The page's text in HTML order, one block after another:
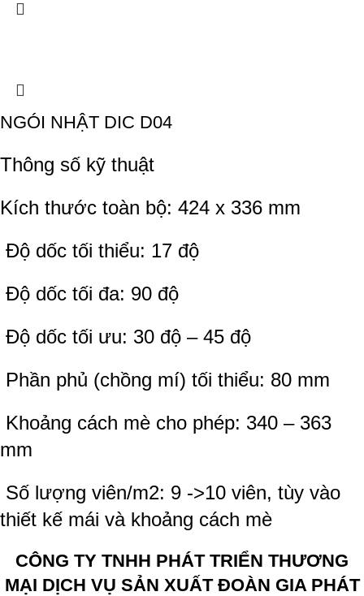
NGÓI NHẬT DIC D04
Thông số kỹ thuật
Kích thước toàn bộ: 424 x 336 mm
Độ dốc tối thiểu: 17 độ
Độ dốc tối đa: 90 độ
Độ dốc tối ưu: 30 độ – 45 độ
Phần phủ (chồng mí) tối thiểu: 80 mm
Khoảng cách mè cho phép: 340 – 363
mm
Số lượng viên/m2: 9 ->10 viên, tùy vào
thiết kế mái và khoảng cách mè
CÔNG TY TNHH PHÁT TRIỂN THƯƠNG
MẠI DỊCH VỤ SẢN XUẤT ĐOÀN GIA PHÁT